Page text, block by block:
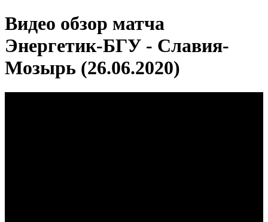
Видео обзор матча
Энергетик-БГУ - Славия-
Мозырь (26.06.2020)